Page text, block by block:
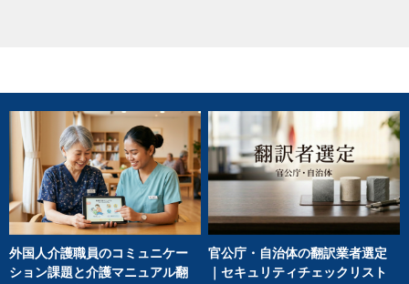
外国人介護職員のコミュニケー
ション課題と介護マニュアル翻
官公庁・自治体の翻訳業者選定
｜セキュリティチェックリスト